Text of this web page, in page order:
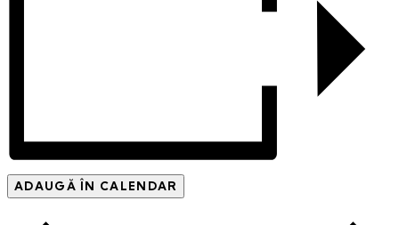
ADAUGĂ ÎN CALENDAR